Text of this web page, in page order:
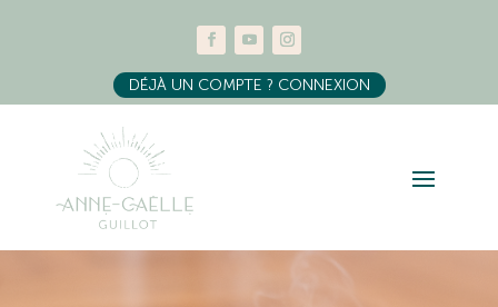
DÉJÀ UN COMPTE ? CONNEXION